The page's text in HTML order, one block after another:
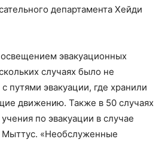
департамента Хейди
эвакуационных
случаях было не
путями эвакуации, где хранили
движению. Также в 50 случаях
по эвакуации в случае
Мыттус. «Необслуженные